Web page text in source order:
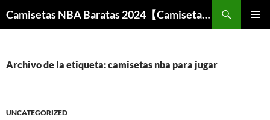
Camisetas NBA Baratas 2024【Camisetas Especiales Baloncesto】
Archivo de la etiqueta: camisetas nba para jugar
UNCATEGORIZED